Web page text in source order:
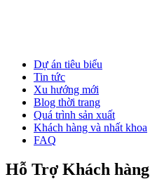
Dự án tiêu biểu
Tin tức
Xu hướng mới
Blog thời trang
Quá trình sản xuất
Khách hàng và nhất khoa
FAQ
Hỗ Trợ Khách hàng